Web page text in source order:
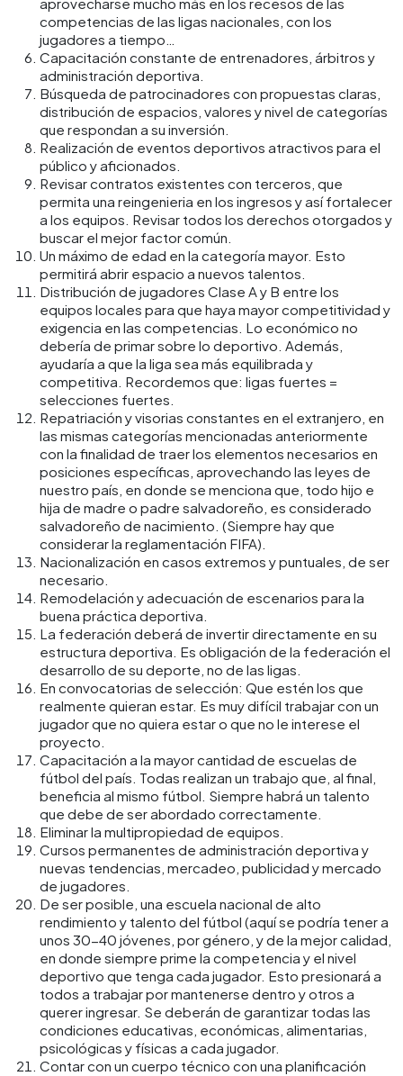
competencias de las ligas nacionales, con los
jugadores a tiempo…
Capacitación constante de entrenadores, árbitros y
administración deportiva.
Búsqueda de patrocinadores con propuestas claras,
distribución de espacios, valores y nivel de categorías
que respondan a su inversión.
Realización de eventos deportivos atractivos para el
público y aficionados.
Revisar contratos existentes con terceros, que
permita una reingenieria en los ingresos y así fortalecer
a los equipos. Revisar todos los derechos otorgados y
buscar el mejor factor común.
Un máximo de edad en la categoría mayor. Esto
permitirá abrir espacio a nuevos talentos.
Distribución de jugadores Clase A y B entre los
equipos locales para que haya mayor competitividad y
exigencia en las competencias. Lo económico no
debería de primar sobre lo deportivo. Además,
ayudaría a que la liga sea más equilibrada y
competitiva. Recordemos que: ligas fuertes =
selecciones fuertes.
Repatriación y visorias constantes en el extranjero, en
las mismas categorías mencionadas anteriormente
con la finalidad de traer los elementos necesarios en
posiciones específicas, aprovechando las leyes de
nuestro país, en donde se menciona que, todo hijo e
hija de madre o padre salvadoreño, es considerado
salvadoreño de nacimiento. (Siempre hay que
considerar la reglamentación FIFA).
Nacionalización en casos extremos y puntuales, de ser
necesario.
Remodelación y adecuación de escenarios para la
buena práctica deportiva.
La federación deberá de invertir directamente en su
estructura deportiva. Es obligación de la federación el
desarrollo de su deporte, no de las ligas.
En convocatorias de selección: Que estén los que
realmente quieran estar. Es muy difícil trabajar con un
jugador que no quiera estar o que no le interese el
proyecto.
Capacitación a la mayor cantidad de escuelas de
fútbol del país. Todas realizan un trabajo que, al final,
beneficia al mismo fútbol. Siempre habrá un talento
que debe de ser abordado correctamente.
Eliminar la multipropiedad de equipos.
Cursos permanentes de administración deportiva y
nuevas tendencias, mercadeo, publicidad y mercado
de jugadores.
De ser posible, una escuela nacional de alto
rendimiento y talento del fútbol (aquí se podría tener a
unos 30-40 jóvenes, por género, y de la mejor calidad,
en donde siempre prime la competencia y el nivel
deportivo que tenga cada jugador. Esto presionará a
todos a trabajar por mantenerse dentro y otros a
querer ingresar. Se deberán de garantizar todas las
condiciones educativas, económicas, alimentarias,
psicológicas y físicas a cada jugador.
Contar con un cuerpo técnico con una planificación